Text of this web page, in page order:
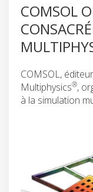
COMSOL
COMSOL,
Multiphysics®,
à la simulation